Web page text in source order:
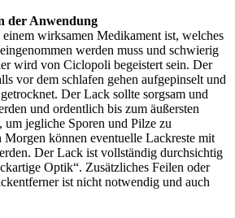
der Anwendung
wirksamen Medikament ist, welches
werden muss und schwierig
wird von Ciclopoli begeistert sein. Der
vor dem schlafen gehen aufgepinselt und
Der Lack sollte sorgsam und
und ordentlich bis zum äußersten
um jegliche Sporen und Pilze zu
Morgen können eventuelle Lackreste mit
Der Lack ist vollständig durchsichtig
Optik“. Zusätzliches Feilen oder
ist nicht notwendig und auch